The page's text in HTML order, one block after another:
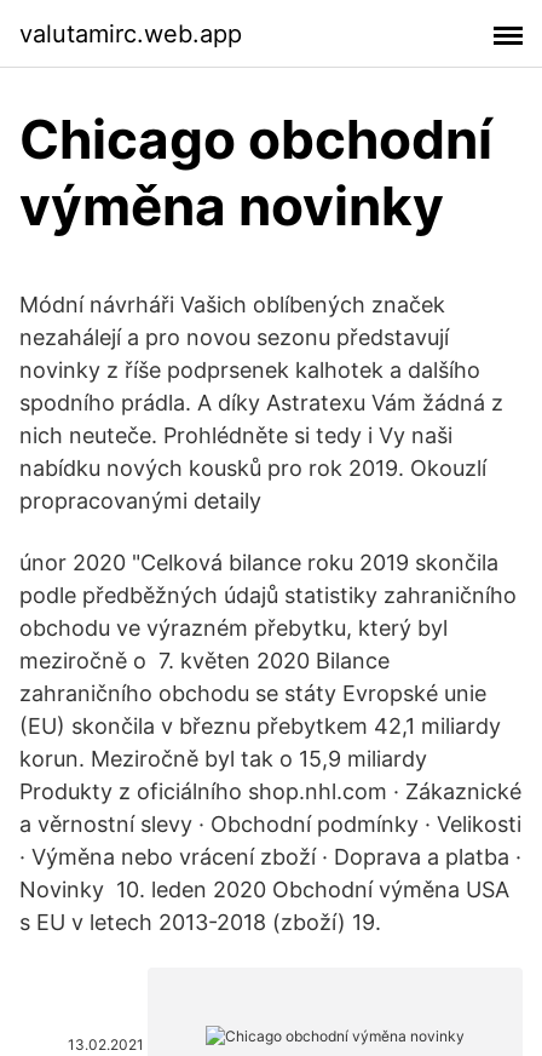
valutamirc.web.app
Chicago obchodní
výměna novinky
Módní návrháři Vašich oblíbených značek
nezahálejí a pro novou sezonu představují
novinky z říše podprsenek kalhotek a dalšího
spodního prádla. A díky Astratexu Vám žádná z
nich neuteče. Prohlédněte si tedy i Vy naši
nabídku nových kousků pro rok 2019. Okouzlí
propracovanými detaily
únor 2020 "Celková bilance roku 2019 skončila
podle předběžných údajů statistiky zahraničního
obchodu ve výrazném přebytku, který byl
meziročně o 7. květen 2020 Bilance
zahraničního obchodu se státy Evropské unie
(EU) skončila v březnu přebytkem 42,1 miliardy
korun. Meziročně byl tak o 15,9 miliardy
Produkty z oficiálního shop.nhl.com · Zákaznické
a věrnostní slevy · Obchodní podmínky · Velikosti
· Výměna nebo vrácení zboží · Doprava a platba ·
Novinky 10. leden 2020 Obchodní výměna USA
s EU v letech 2013-2018 (zboží) 19.
13.02.2021